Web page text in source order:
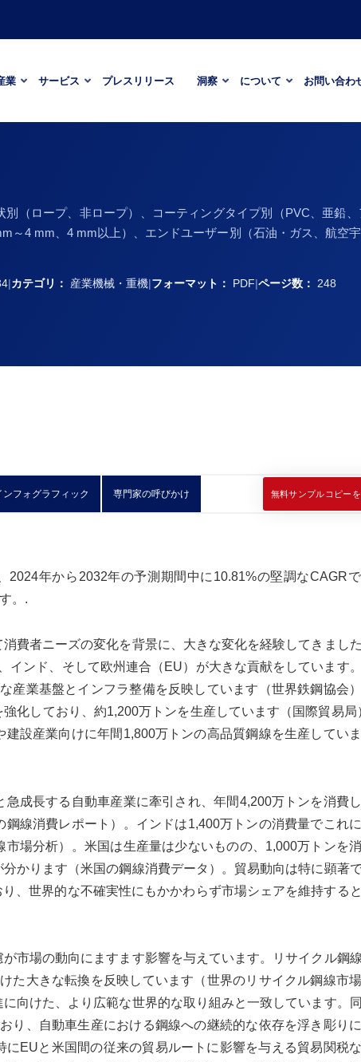
業 サービス プレスリリース 洞察 について お問い合わ
（ロープ、非ロープ）、コーティングタイプ別（PVC、亜鉛
～4 mm、4 mm以上）、エンドユーザー別（石油・ガス、航空
|カテゴリ： 産業機械・重機|フォーマット： PDF|ページ数： 248
ンフォグラフィック 専門家の呼びかけ 無料サンプルコピー
年から2032年の予測期間中に10.81%の堅調なCAGR
。.
費者ニーズの変化を背景に、大きな変化を経験してきまし
インド、そして欧州連合（EU）が大きな貢献をしています
産業基盤とインフラ整備を反映しています（世界鉄鋼協会
化しており、約1,200万トンを生産しています（国際貿易局
設産業向けに年間1,800万トンの高品質鋼線を生産してい
成長する自動車産業に牽引され、年間4,200万トンを消費
線消費レポート）。インドは1,400万トンの消費量でこれ
場分析）。米国は生産量は少ないものの、1,000万トンを
かります（米国の鋼線消費データ）。貿易動向は特に顕著
、世界的な不確実性にもかかわらず市場シェアを維持する
市場の動向にますます影響を与えています。リサイクル鋼
た大きな転換を反映しています（世界のリサイクル鋼線市
向けた、より広範な世界的な取り組みと一致しています。
り、自動車生産における鋼線への継続的な依存を浮き彫り
EUと米国間の従来の貿易ルートに影響を与える貿易関税